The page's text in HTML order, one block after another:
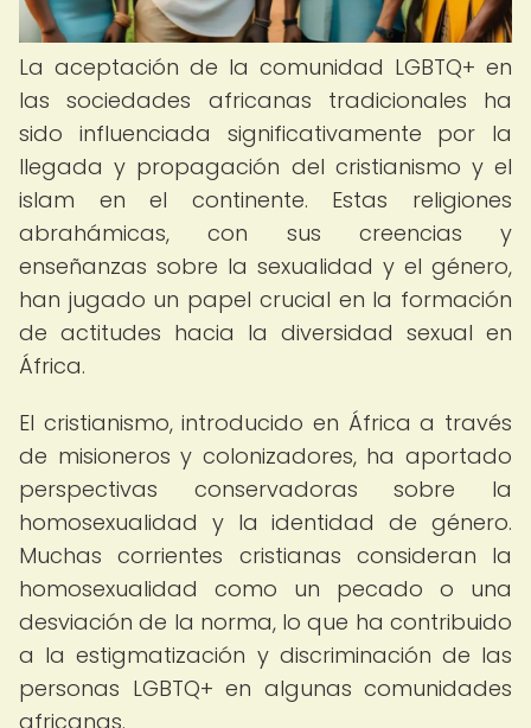
La aceptación de la comunidad LGBTQ+ en
las sociedades africanas tradicionales ha
sido influenciada significativamente por la
llegada y propagación del cristianismo y el
islam en el continente. Estas religiones
abrahámicas, con sus creencias y
enseñanzas sobre la sexualidad y el género,
han jugado un papel crucial en la formación
de actitudes hacia la diversidad sexual en
África.
El cristianismo, introducido en África a través
de misioneros y colonizadores, ha aportado
perspectivas conservadoras sobre la
homosexualidad y la identidad de género.
Muchas corrientes cristianas consideran la
homosexualidad como un pecado o una
desviación de la norma, lo que ha contribuido
a la estigmatización y discriminación de las
personas LGBTQ+ en algunas comunidades
africanas.